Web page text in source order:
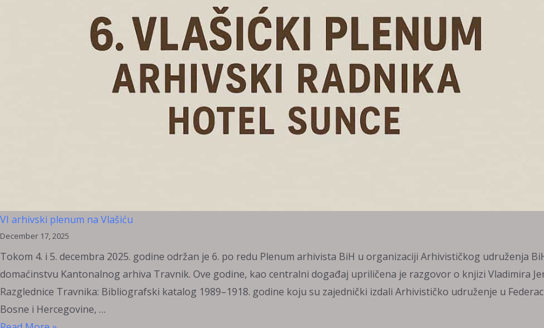
VI arhivski plenum na Vlašiću
December 17, 2025
Tokom 4. i 5. decembra 2025. godine održan je 6. po redu Plenum arhivista BiH u organizaciji Arhivističkog udruženja
domaćinstvu Kantonalnog arhiva Travnik. Ove godine, kao centralni događaj upriličena je razgovor o knjizi Vladimira
Razglednice Travnika: Bibliografski katalog 1989–1918. godine koju su zajednički izdali Arhivističko udruženje u
Bosne i Hercegovine, …